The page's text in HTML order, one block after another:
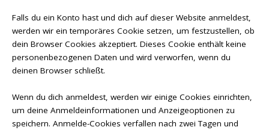
Falls du ein Konto hast und dich auf dieser Website anmeldest,
werden wir ein temporäres Cookie setzen, um festzustellen, ob
dein Browser Cookies akzeptiert. Dieses Cookie enthält keine
personenbezogenen Daten und wird verworfen, wenn du
deinen Browser schließt.
Wenn du dich anmeldest, werden wir einige Cookies einrichten,
um deine Anmeldeinformationen und Anzeigeoptionen zu
speichern. Anmelde-Cookies verfallen nach zwei Tagen und